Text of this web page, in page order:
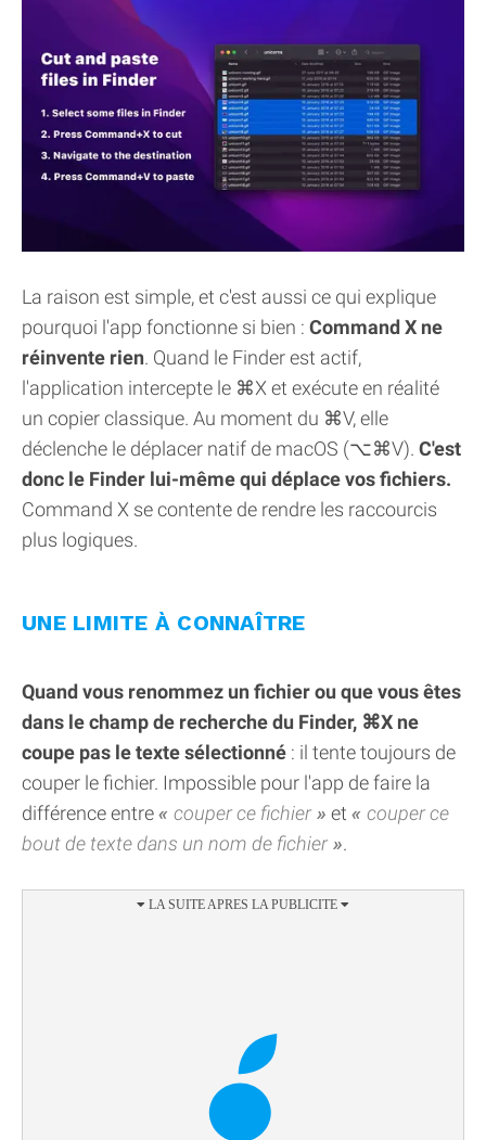
La raison est simple, et c'est aussi ce qui explique
pourquoi l'app fonctionne si bien : Command X ne
réinvente rien. Quand le Finder est actif,
l'application intercepte le ⌘X et exécute en réalité
un copier classique. Au moment du ⌘V, elle
déclenche le déplacer natif de macOS (⌥⌘V). C'est
donc le Finder lui-même qui déplace vos fichiers.
Command X se contente de rendre les raccourcis
plus logiques.
UNE LIMITE À CONNAÎTRE
Quand vous renommez un fichier ou que vous êtes
dans le champ de recherche du Finder, ⌘X ne
coupe pas le texte sélectionné : il tente toujours de
couper le fichier. Impossible pour l'app de faire la
différence entre
couper ce fichier et
couper ce
bout de texte dans un nom de fichier
.